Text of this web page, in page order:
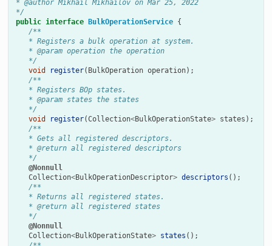
* @author Mikhail Mikhailov on Mar 25, 2022
*/
public interface BulkOperationService {
/**
   * Registers a bulk operation at system.
   * @param operation the operation
   */
void
register( BulkOperation operation);
/**
   * Registers BOp states.
   * @param states the states
   */
void
register(Collection<BulkOperationState> states );
/**
   * Gets all registered descriptors.
   * @return all registered descriptors
   */
@Nonnull
Collection<BulkOperationDescriptor> descriptors ();
/**
   * Returns all registered states.
   * @return all registered states
   */
@Nonnull
Collection<BulkOperationState> states ();